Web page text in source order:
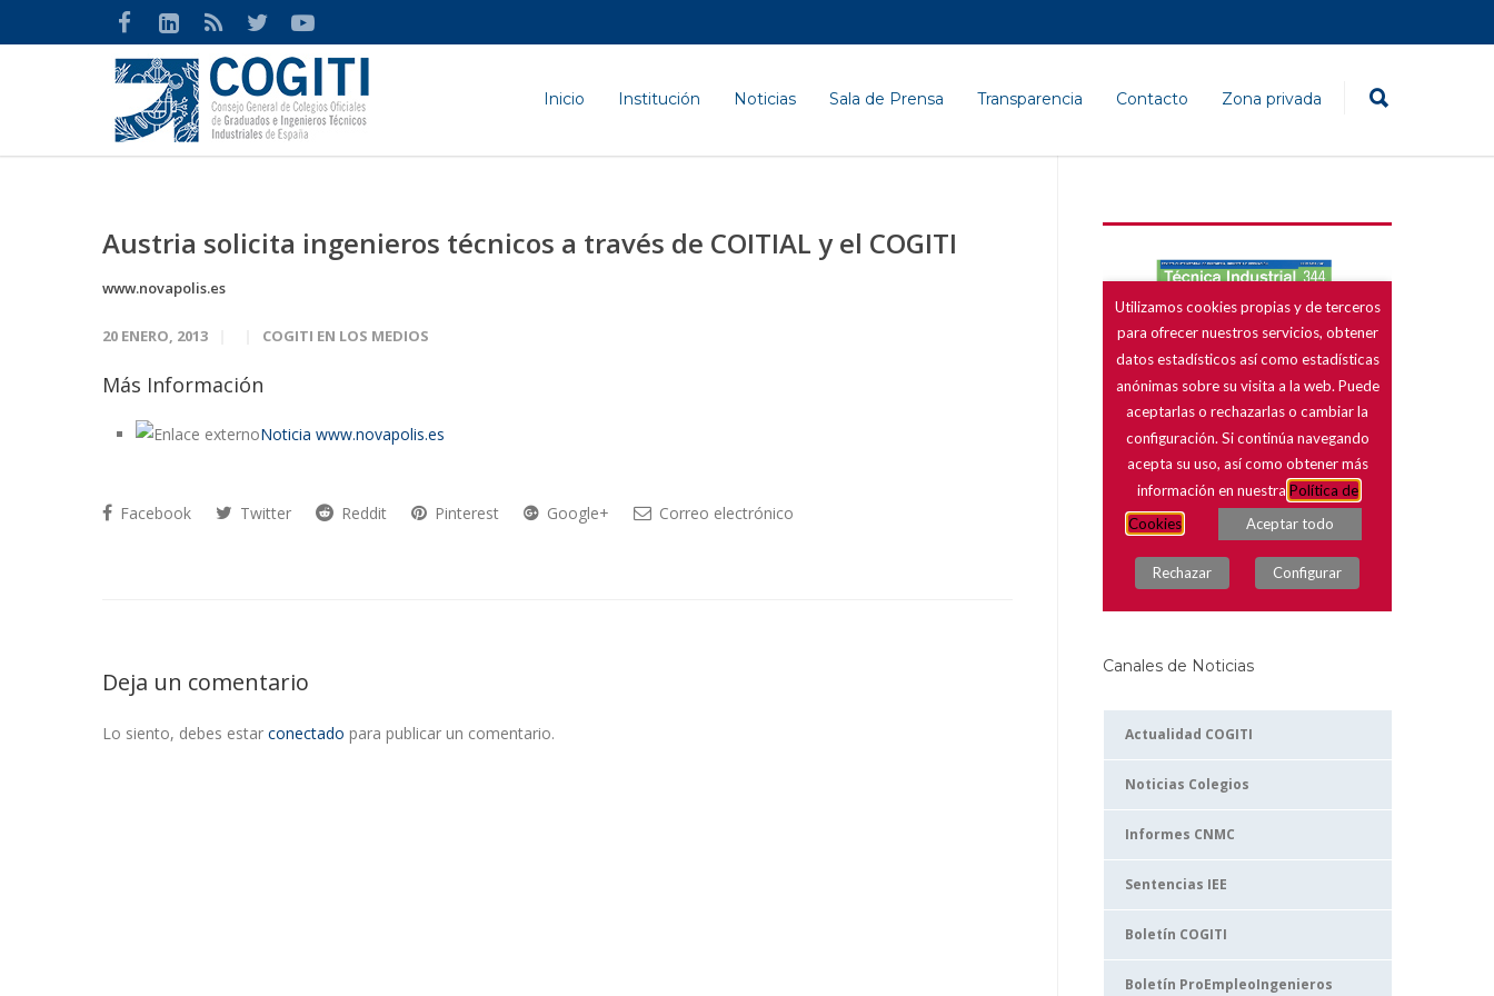
Inicio Institución Noticias Sala de Prensa Transparencia Contacto Zona privada
Austria solicita ingenieros técnicos a través de COITIAL y el COGITI
www.novapolis.es
20 ENERO, 2013 COGITI EN LOS MEDIOS
Más Información
Noticia www.novapolis.es
Facebook Twitter Reddit Pinterest Google+ Correo electrónico
Deja un comentario
Lo siento, debes estar conectado para publicar un comentario.
Canales de Noticias
Actualidad COGITI
Noticias Colegios
Informes CNMC
Sentencias IEE
Boletín COGITI
Boletín ProEmpleoIngenieros